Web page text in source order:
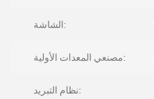
الشاشة:
مصنعي المعدات الأولية:
نظام التبريد: